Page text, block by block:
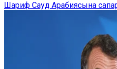
Шариф Сауд Арабиясына